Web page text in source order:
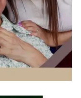
5, actualmente
alejándose de
un riesgo
rachas de
entre martes y
tardes y noches